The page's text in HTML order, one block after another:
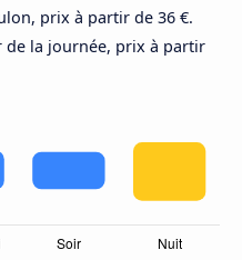
prix à partir de 36 €.
de la journée, prix à partir